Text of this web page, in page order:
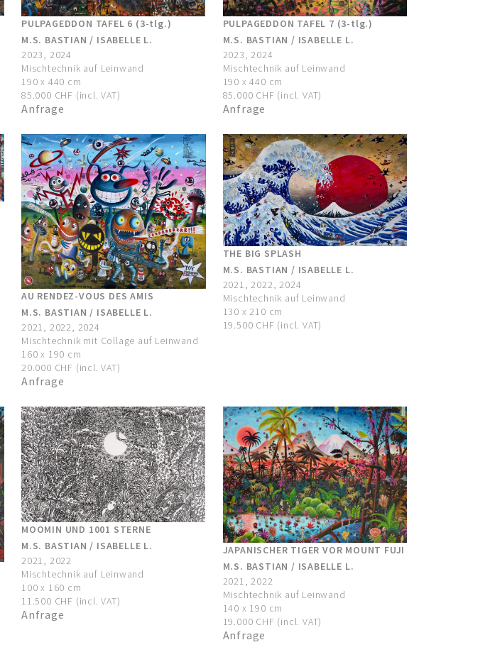
PULPAGEDDON TAFEL 6 (3-tlg.)
M.S. BASTIAN / ISABELLE L.
2023, 2024
Mischtechnik auf Leinwand
190 x 440 cm
85.000 CHF (incl. VAT)
Anfrage
PULPAGEDDON TAFEL 7 (3-tlg.)
M.S. BASTIAN / ISABELLE L.
2023, 2024
Mischtechnik auf Leinwand
190 x 440 cm
85.000 CHF (incl. VAT)
Anfrage
AU RENDEZ-VOUS DES AMIS
M.S. BASTIAN / ISABELLE L.
2021, 2022, 2024
Mischtechnik mit Collage auf Leinwand
160 x 190 cm
20.000 CHF (incl. VAT)
Anfrage
THE BIG SPLASH
M.S. BASTIAN / ISABELLE L.
2021, 2022, 2024
Mischtechnik auf Leinwand
130 x 210 cm
19.500 CHF (incl. VAT)
MOOMIN UND 1001 STERNE
M.S. BASTIAN / ISABELLE L.
2021, 2022
Mischtechnik auf Leinwand
100 x 160 cm
11.500 CHF (incl. VAT)
Anfrage
JAPANISCHER TIGER VOR MOUNT FUJI
M.S. BASTIAN / ISABELLE L.
2021, 2022
Mischtechnik auf Leinwand
140 x 190 cm
19.000 CHF (incl. VAT)
Anfrage